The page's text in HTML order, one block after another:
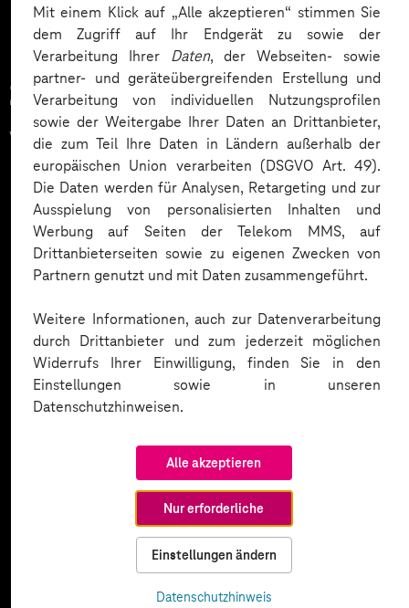
Mit einem Klick auf „Alle akzeptieren“ stimmen Sie
dem Zugriff auf Ihr Endgerät zu sowie der
Verarbeitung Ihrer Daten, der Webseiten- sowie
partner- und geräteübergreifenden Erstellung und
Verarbeitung von individuellen Nutzungsprofilen
sowie der Weitergabe Ihrer Daten an Drittanbieter,
die zum Teil Ihre Daten in Ländern außerhalb der
europäischen Union verarbeiten (DSGVO Art. 49).
Die Daten werden für Analysen, Retargeting und zur
Ausspielung von personalisierten Inhalten und
Werbung auf Seiten der Telekom MMS, auf
Drittanbieterseiten sowie zu eigenen Zwecken von
Partnern genutzt und mit Daten zusammengeführt.
Weitere Informationen, auch zur Datenverarbeitung
durch Drittanbieter und zum jederzeit möglichen
Widerrufs Ihrer Einwilligung, finden Sie in den
Einstellungen sowie in unseren
Datenschutzhinweisen.
Alle akzeptieren
Nur erforderliche
Einstellungen ändern
Datenschutzhinweis
Zahlreiche Unternehmen
vertrauen auf unsere
Expertise. Hier eine Auswahl: